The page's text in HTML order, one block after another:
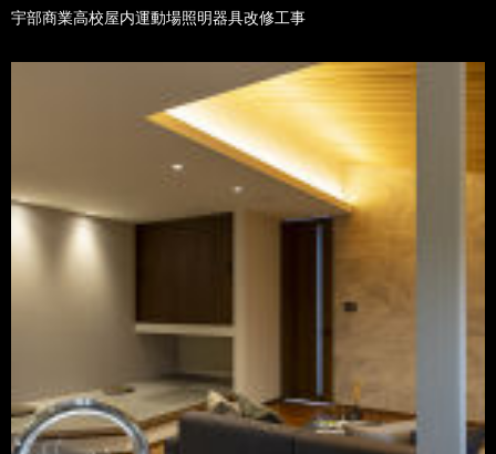
宇部商業高校屋内運動場照明器具改修工事